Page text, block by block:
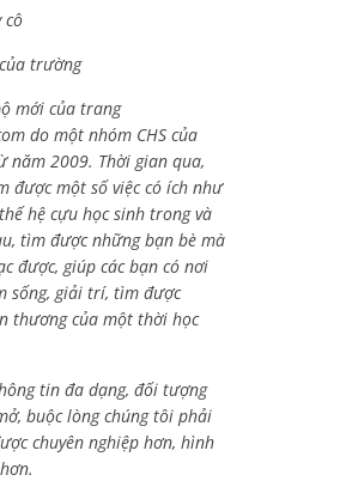
cô
trường
mới của trang
do một nhóm CHS của
2009. Thời gian qua,
được một số việc có ích như
hệ cựu học sinh trong và
tìm được những bạn bè mà
được, giúp các bạn có nơi
sống, giải trí, tìm được
thương của một thời học
tin đa dạng, đối tượng
buộc lòng chúng tôi phải
chuyên nghiệp hơn, hình